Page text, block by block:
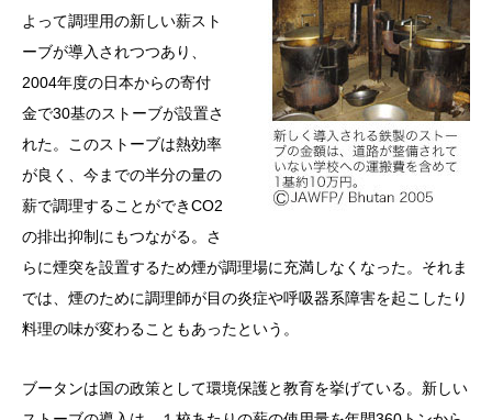
よって調理用の新しい薪スト
ーブが導入されつつあり、
2004年度の日本からの寄付
金で30基のストーブが設置さ
れた。このストーブは熱効率
が良く、今までの半分の量の
薪で調理することができCO2
の排出抑制にもつながる。さ
らに煙突を設置するため煙が調理場に充満しなくなった。それま
では、煙のために調理師が目の炎症や呼吸器系障害を起こしたり
料理の味が変わることもあったという。
ブータンは国の政策として環境保護と教育を挙げている。新しい